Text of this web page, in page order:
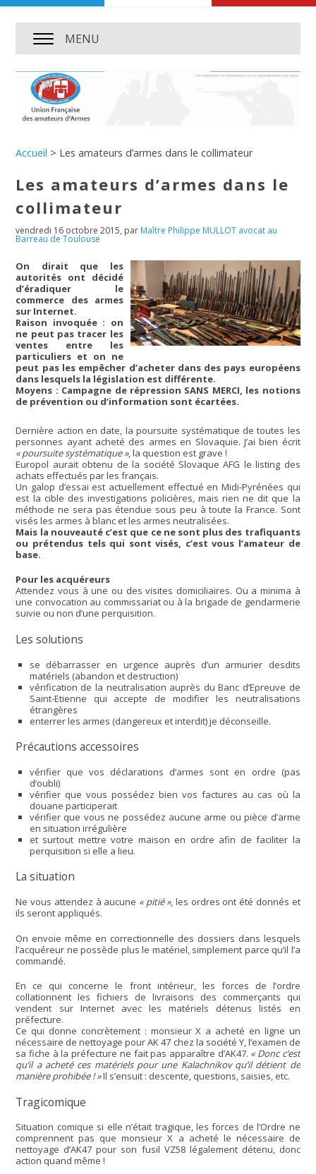
MENU
Accueil > Les amateurs d’armes dans le collimateur
Les amateurs d’armes dans le
collimateur
vendredi 16 octobre 2015, par Maître Philippe MULLOT avocat au
Barreau de Toulouse
On dirait que les
autorités ont décidé
d’éradiquer le
commerce des armes
sur Internet.
Raison invoquée : on
ne peut pas tracer les
ventes entre les
particuliers et on ne
peut pas les empêcher d’acheter dans des pays européens
dans lesquels la législation est différente.
Moyens : Campagne de répression SANS MERCI, les notions
de prévention ou d’information sont écartées.
Dernière action en date, la poursuite systématique de toutes les
personnes ayant acheté des armes en Slovaquie. J’ai bien écrit
« poursuite systématique », la question est grave !
Europol aurait obtenu de la société Slovaque AFG le listing des
achats effectués par les français.
Un galop d’essai est actuellement effectué en Midi-Pyrénées qui
est la cible des investigations policières, mais rien ne dit que la
méthode ne sera pas étendue sous peu à toute la France. Sont
visés les armes à blanc et les armes neutralisées.
Mais la nouveauté c’est que ce ne sont plus des trafiquants
ou prétendus tels qui sont visés, c’est vous l’amateur de
base.
Pour les acquéreurs
Attendez vous à une ou des visites domiciliaires. Ou a minima à
une convocation au commissariat ou à la brigade de gendarmerie
suivie ou non d’une perquisition.
Les solutions
se débarrasser en urgence auprès d’un armurier desdits
matériels (abandon et destruction)
vérification de la neutralisation auprès du Banc d’Epreuve de
Saint-Etienne qui accepte de modifier les neutralisations
étrangères
enterrer les armes (dangereux et interdit) je déconseille.
Précautions accessoires
vérifier que vos déclarations d’armes sont en ordre (pas
d’oubli)
vérifier que vous possédez bien vos factures au cas où la
douane participerait
vérifier que vous ne possédez aucune arme ou pièce d’arme
en situation irrégulière
et surtout mettre votre maison en ordre afin de faciliter la
perquisition si elle a lieu.
La situation
Ne vous attendez à aucune « pitié », les ordres ont été donnés et
ils seront appliqués.
On envoie même en correctionnelle des dossiers dans lesquels
l’acquéreur ne possède plus le matériel, simplement parce qu’il l’a
commandé.
En ce qui concerne le front intérieur, les forces de l’ordre
collationnent les fichiers de livraisons des commerçants qui
vendent sur Internet avec les matériels détenus listés en
préfecture.
Ce qui donne concrètement : monsieur X a acheté en ligne un
nécessaire de nettoyage pour AK 47 chez la société Y, l’examen de
sa fiche à la préfecture ne fait pas apparaître d’AK47. « Donc c’est
qu’il a acheté ces matériels pour une Kalachnikov qu’il détient de
manière prohibée ! »Il s’ensuit : descente, questions, saisies, etc.
Tragicomique
Situation comique si elle n’était tragique, les forces de l’Ordre ne
comprennent pas que monsieur X a acheté le nécessaire de
nettoyage d’AK47 pour son fusil VZ58 légalement détenu, donc
action quand même !